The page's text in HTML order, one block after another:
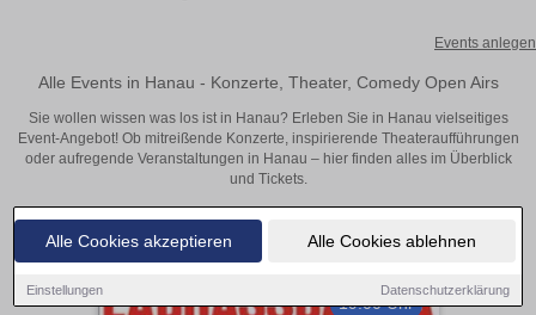
Alle Cookies akzeptieren Alle Cookies ablehnen
Einstellungen Datenschutzerklärung
Events anlegen
Alle Events in Hanau - Konzerte, Theater, Comedy Open Airs
Sie wollen wissen was los ist in Hanau? Erleben Sie in Hanau vielseitiges
Event-Angebot! Ob mitreißende Konzerte, inspirierende Theateraufführungen
oder aufregende Veranstaltungen in Hanau – hier finden alles im Überblick
und Tickets.
19:00 Uhr